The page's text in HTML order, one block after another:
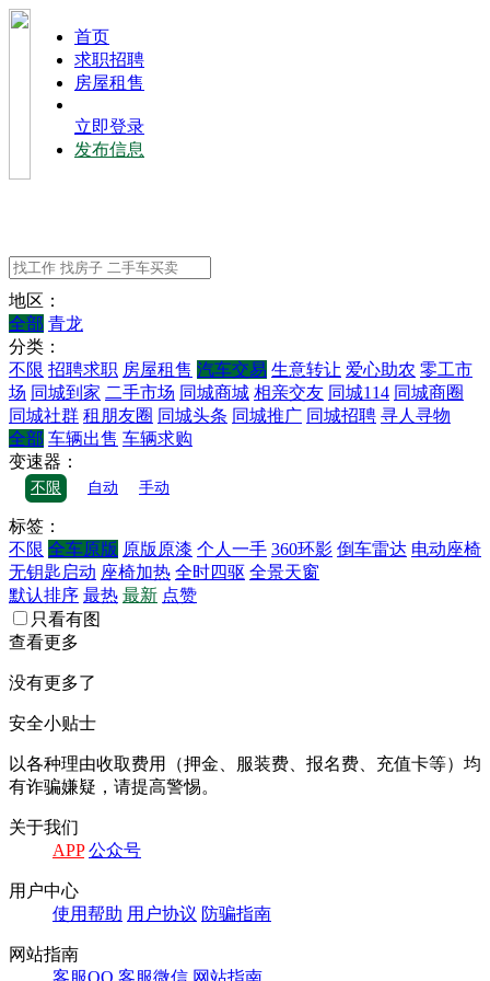
⾸⻚
求职招聘
房屋租售
立即登录
发布信息
地区：
全部 青龙
分类：
不限 招聘求职 房屋租售 汽车交易 生意转让 爱心助农 零工市
场 同城到家 二手市场 同城商城 相亲交友 同城114 同城商圈
同城社群 租朋友圈 同城头条 同城推广 同城招聘 寻人寻物
全部 车辆出售 车辆求购
变速器：
不限 自动 手动
标签：
不限 全车原版 原版原漆 个人一手 360环影 倒车雷达 电动座椅
无钥匙启动 座椅加热 全时四驱 全景天窗
默认排序 最热 最新 点赞
只看有图
查看更多
没有更多了
安全小贴士
以各种理由收取费⽤（押⾦、服装费、报名费、充值卡等）均
有诈骗嫌疑，请提⾼警惕。
关于我们
APP 公众号
⽤户中⼼
使⽤帮助 ⽤户协议 防骗指南
⽹站指南
客服QQ 客服微信 ⽹站指南